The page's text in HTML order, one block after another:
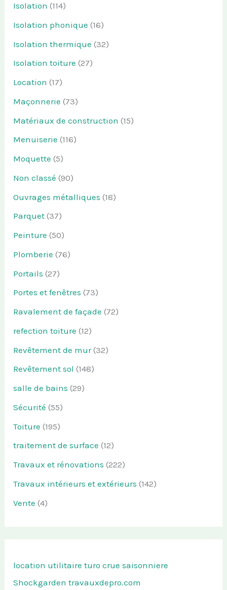
Isolation (114)
Isolation phonique (16)
Isolation thermique (32)
Isolation toiture (27)
Location (17)
Maçonnerie (73)
Matériaux de construction (15)
Menuiserie (116)
Moquette (5)
Non classé (90)
Ouvrages métalliques (18)
Parquet (37)
Peinture (50)
Plomberie (76)
Portails (27)
Portes et fenêtres (73)
Ravalement de façade (72)
refection toiture (12)
Revêtement de mur(32)
Revêtement sol (148)
salle de bains (29)
Sécurité (55)
Toiture (195)
traitement de surface (12)
Travaux et rénovations (222)
Travaux intérieurs et extérieurs (142)
Vente (4)
location utilitaire turo crue saisonniere
Shockgarden travauxdepro.com